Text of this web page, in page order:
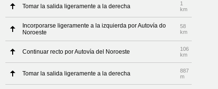
Tomar la salida ligeramente a la derecha
1
km
Incorporarse ligeramente a la izquierda por Autovía do
Noroeste
58
km
Continuar recto por Autovía del Noroeste
106
km
Tomar la salida ligeramente a la derecha
887
m